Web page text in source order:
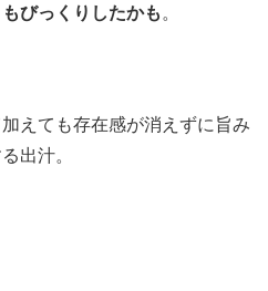
びっくりしたかも 。
えても存在感が消えずに旨み
出汁。